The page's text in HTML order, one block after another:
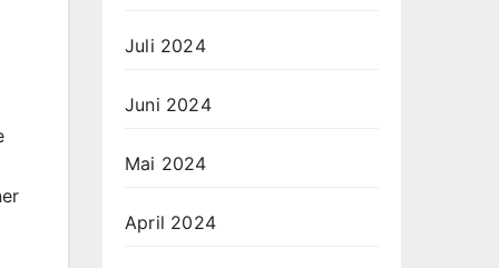
Juli 2024
Juni 2024
Mai 2024
April 2024